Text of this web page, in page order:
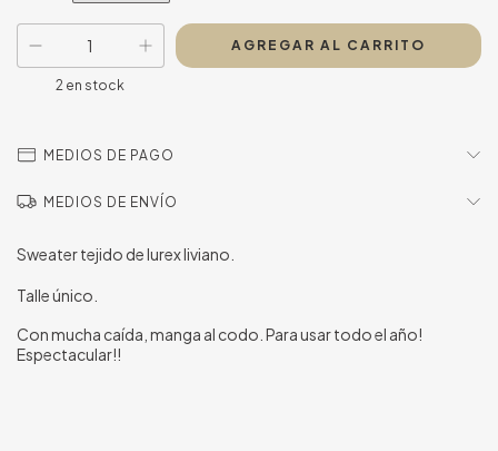
2 en stock
MEDIOS DE PAGO
MEDIOS DE ENVÍO
Sweater tejido de lurex liviano.
Talle único.
Con mucha caída, manga al codo. Para usar todo el año!
Espectacular!!